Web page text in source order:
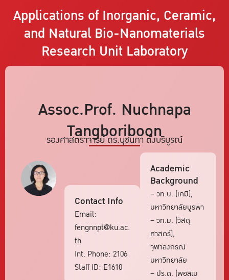
Applications of Inorganic, Ceramic,
and Natural Bio-Nanomaterials
Research UnitLaboratory
Assoc.Prof. Nuchnapa
Tangboriboon
รองศาสตราจารย์ ดร.นุชนภา ตั้งบริบูรณ์
Contact Info
Email:
fengnnpt@ku.ac.
th
Int. Phone: 2106
Staff ID: E1610
Academic
Background
– วท.บ. (เคมี),
มหาวิทยาลัยบูรพา
– วท.ม. (วัสดุ
ศาสตร์),
จุฬาลงกรณ์
มหาวิทยาลัย
– ปร.ด. (พอลิเม